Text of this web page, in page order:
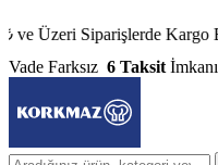
Siparişlerde Kargo Bedava
Vade Farksız 6 Taksit İmkanı